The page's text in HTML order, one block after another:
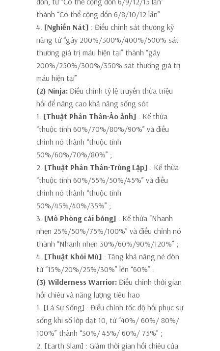
thành “Có thể cộng dồn 6/8/10/12 lần”
4. [Nghiền Nát] : Điều chỉnh sát thương kỹ
năng từ “gây 200%/300%/400%/500% sát
thương giá trị máu hiện tại” thành “gây
200%/250%/300%/350% sát thương giá trị
máu hiện tại”
(2) Ninja: Điều chỉnh tỷ lệ truyền thừa triệu
hồi để nâng cao khả năng sống sót
1. [Thuật Phân Thân·Ảo ảnh] : Kế thừa
“thuộc tính 60%/70%/80%/90%” và điều
chỉnh nó thành “thuộc tính
50%/60%/70%/80%” ;
2. [Thuật Phân Thân·Trùng Lặp] : Kế thừa
“thuộc tính 60%/55%/50%/45%” và điều
chỉnh nó thành “thuộc tính
50%/45%/40%/35%” ;
3. [Mô Phòng cái bóng] : Kế thừa “Nhanh
nhẹn 25%/50%/75%/100%” và điều chỉnh nó
thành “Nhanh nhẹn 30%/60%/90%/120%” ;
4. [Thuật Khói Mù] : Tăng khả năng né đòn
từ “15%/20%/25%/30%” lên “60%”
(3) Wilderness Warrior: Điều chỉnh thời gian
hồi chiêu và năng lượng tiêu hao
1. [Lá Sự Sống] : Điều chỉnh tốc độ hồi phục sự
sống khi số lớp đạt 10, từ “40%/ 60%/ 80%/
100%” thành “30%/ 45%/ 60%/ 75%” ;
2. [Earth Slam] : Giảm thời gian hồi chiêu của